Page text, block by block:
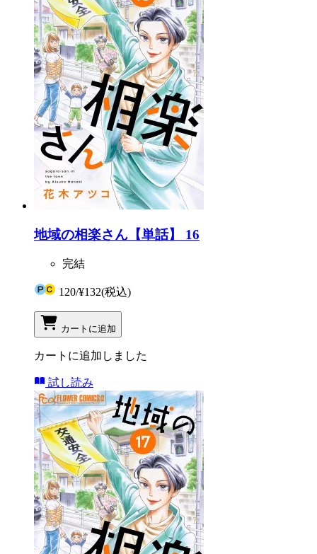
地域の相楽さん【単話】 16
完結
120/¥132(税込)
カートに追加
カートに追加しました
試し読み